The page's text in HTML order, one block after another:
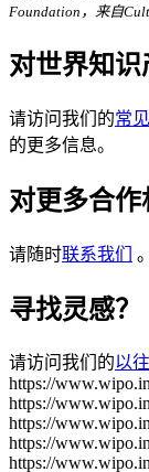
Foundation，来自
对世界知识
请访问我们的常
的更多信息。
对更多合作
请随时联系我们 。
寻找灵感？
请访问我们的以
https://
https://
https://
https://
https://